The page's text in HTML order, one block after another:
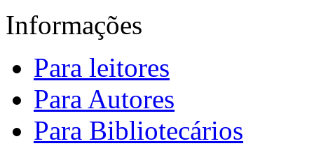
Informações
Para leitores
Para Autores
Para Bibliotecários